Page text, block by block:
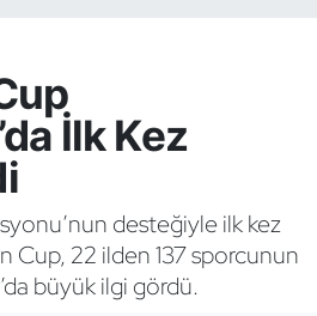
İlk Kez
desteğiyle ilk kez
Cup, 22 ilden 137 sporcunun
büyük ilgi gördü.